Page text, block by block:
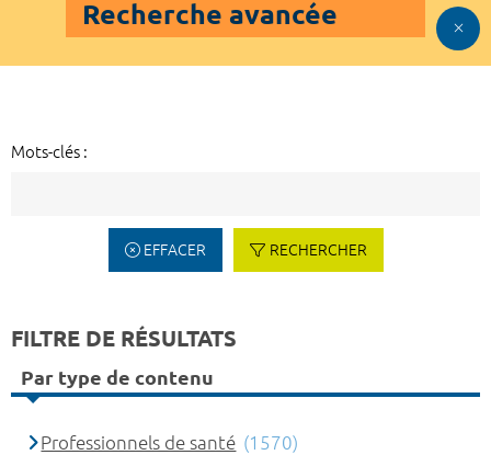
Recherche avancée
Mots-clés :
EFFACER RECHERCHER
FILTRE DE RÉSULTATS
Par type de contenu
Professionnels de santé (1570)